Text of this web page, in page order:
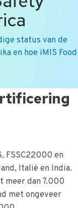
status van de
en hoe iMIS Food
FSSC22000 en
Italië en India.
meer dan 7.000
met ongeveer